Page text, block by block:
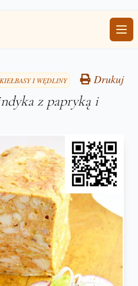
I WĘDLINY Drukuj
z papryką i